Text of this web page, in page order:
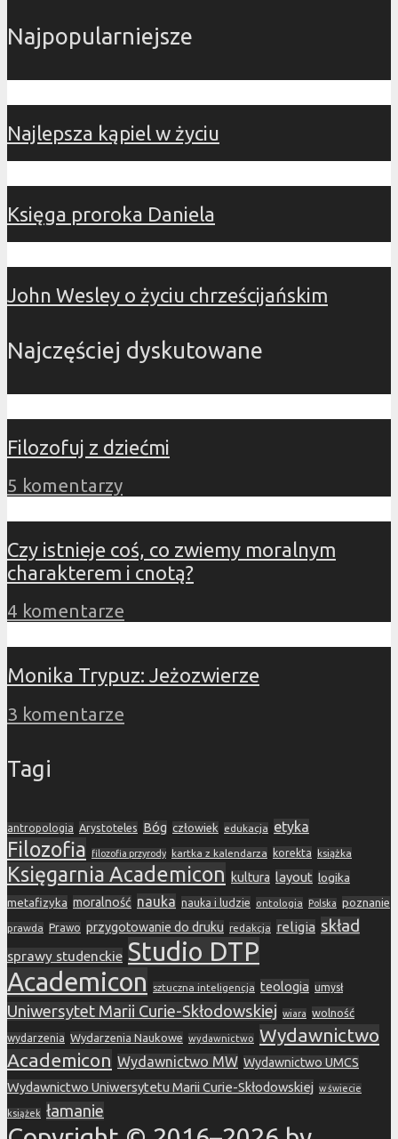
Najpopularniejsze
Najlepsza kąpiel w życiu
Księga proroka Daniela
John Wesley o życiu chrześcijańskim
Najczęściej dyskutowane
Filozofuj z dziećmi
5 komentarzy
Czy istnieje coś, co zwiemy moralnym
charakterem i cnotą?
4 komentarze
Monika Trypuz: Jeżozwierze
3 komentarze
Tagi
antropologia Arystoteles Bóg człowiek edukacja etyka
Filozofia filozofia przyrody kartka z kalendarza korekta książka
Księgarnia Academicon kultura layout logika
metafizyka moralność nauka nauka i ludzie ontologia Polska poznanie
prawda Prawo przygotowanie do druku redakcja religia skład
sprawy studenckie Studio DTP
Academicon
sztuczna inteligencja teologia umysł
Uniwersytet Marii Curie-Skłodowskiej wiara wolność
wydarzenia Wydarzenia Naukowe wydawnictwo Wydawnictwo
Academicon Wydawnictwo MW Wydawnictwo UMCS
Wydawnictwo Uniwersytetu Marii Curie-Skłodowskiej w świecie
książek łamanie